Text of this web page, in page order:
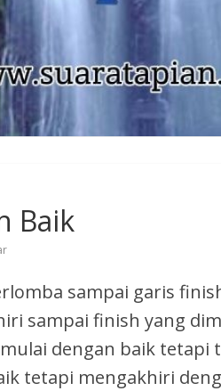
Baik
sampai garis
sampai finish yang
dengan baik tetapi
tetapi mengakhiri